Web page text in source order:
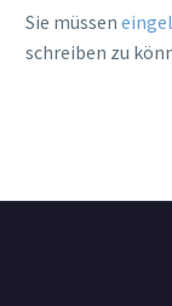
Sie müssen
schreiben zu